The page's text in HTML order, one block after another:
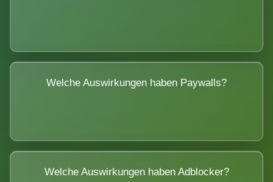
Welche Auswirkungen haben Paywalls?
Welche Auswirkungen haben Adblocker?